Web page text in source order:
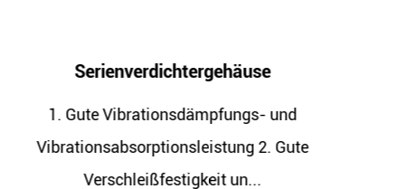
Gute
Kompressorlagersitz
1. Gute Vibrationsdämpfungs-
Vibrationsabsorptionsleistung 2.
Verschleißfestigkeit un...